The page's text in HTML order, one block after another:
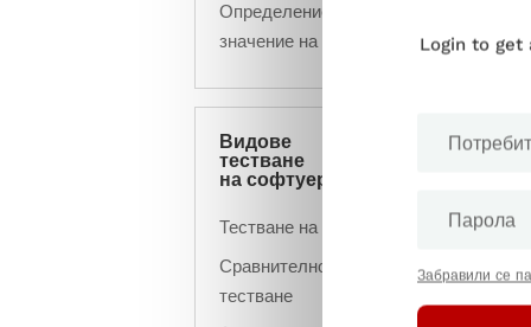
Определение и
значение на RPA
Видове
тестване
на софтуер
Тестване на ETL
Сравнително
тестване
Login to get
Забравили се